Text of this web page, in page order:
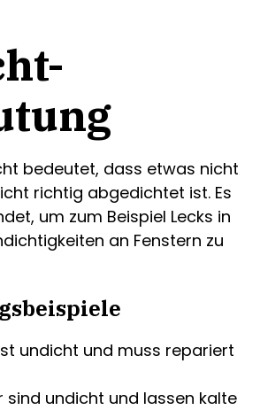
bedeutet, dass etwas nicht
richtig abgedichtet ist. Es
um zum Beispiel Lecks in
an Fenstern zu
undicht und muss repariert
sind undicht und lassen kalte